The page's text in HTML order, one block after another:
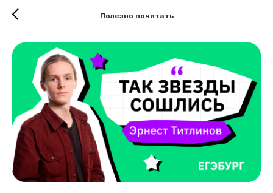
Полезно почитать